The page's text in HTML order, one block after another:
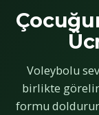
Voleybolu
birlikte
formu